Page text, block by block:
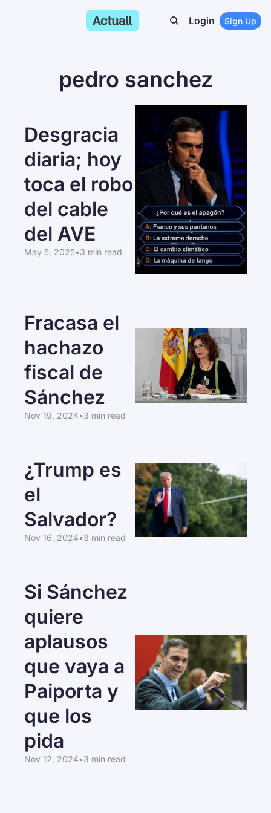
Login Sign Up
pedro sanchez
Desgracia
diaria; hoy
toca el robo
del cable
del AVE
May 5, 2025•3 min read
Fracasa el
hachazo
fiscal de
Sánchez
Nov 19, 2024•3 min read
¿Trump es
el
Salvador?
Nov 16, 2024•3 min read
Si Sánchez
quiere
aplausos
que vaya a
Paiporta y
que los
pida
Nov 12, 2024•3 min read